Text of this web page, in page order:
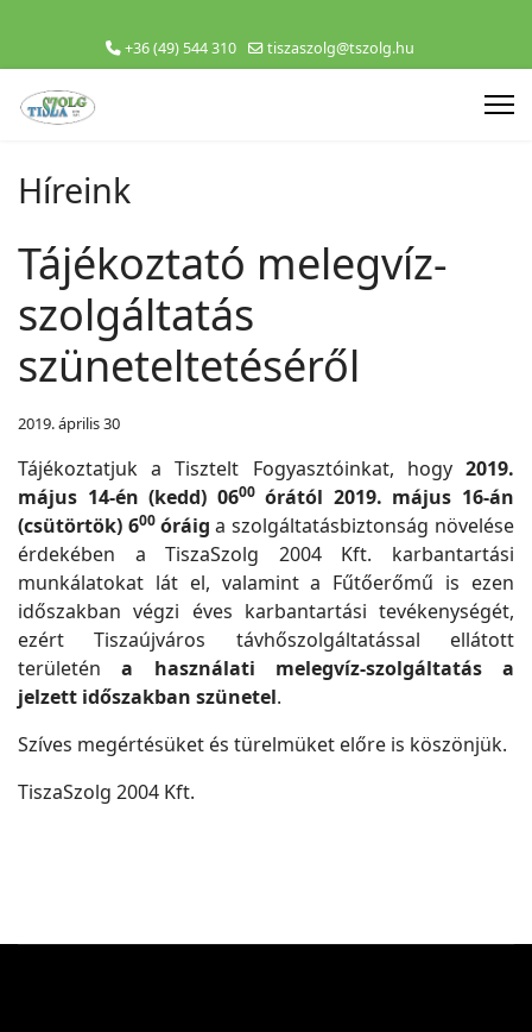
+36 (49) 544 310 tiszaszolg@tszolg.hu
Híreink
Tájékoztató melegvíz-
szolgáltatás
szüneteltetéséről
2019. április 30
Tájékoztatjuk a Tisztelt Fogyasztóinkat, hogy 2019.
május 14-én (kedd) 0600 órától 2019. május 16-án
(csütörtök) 600 óráiga szolgáltatásbiztonság növelése
érdekében a TiszaSzolg 2004 Kft. karbantartási
munkálatokat lát el, valamint a Fűtőerőmű is ezen
időszakban végzi éves karbantartási tevékenységét,
ezért Tiszaújváros távhőszolgáltatással ellátott
területéna használati melegvíz-szolgáltatás a
jelzett időszakban szünetel.
Szíves megértésüket és türelmüket előre is köszönjük.
TiszaSzolg 2004 Kft.